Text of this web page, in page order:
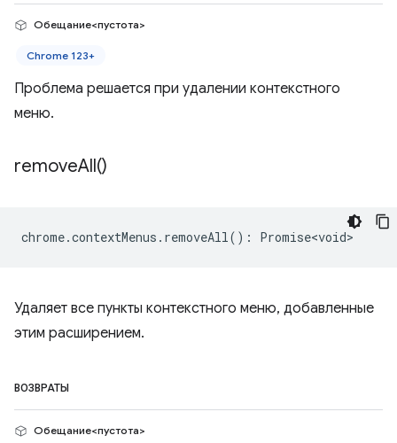
Обещание<пустота>
Chrome 123+
Проблема решается при удалении контекстного
меню.
removeAll()
chrome.contextMenus . removeAll() : Promise<void>
Удаляет все пункты контекстного меню, добавленные
этим расширением.
ВОЗВРАТЫ
Обещание<пустота>